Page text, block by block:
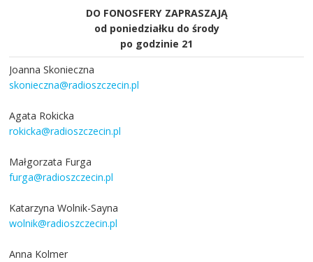
DO FONOSFERY ZAPRASZAJĄ
od poniedziałku do środy
po godzinie 21
Joanna Skonieczna
skonieczna@radioszczecin.pl
Agata Rokicka
rokicka@radioszczecin.pl
Małgorzata Furga
furga@radioszczecin.pl
Katarzyna Wolnik-Sayna
wolnik@radioszczecin.pl
Anna Kolmer